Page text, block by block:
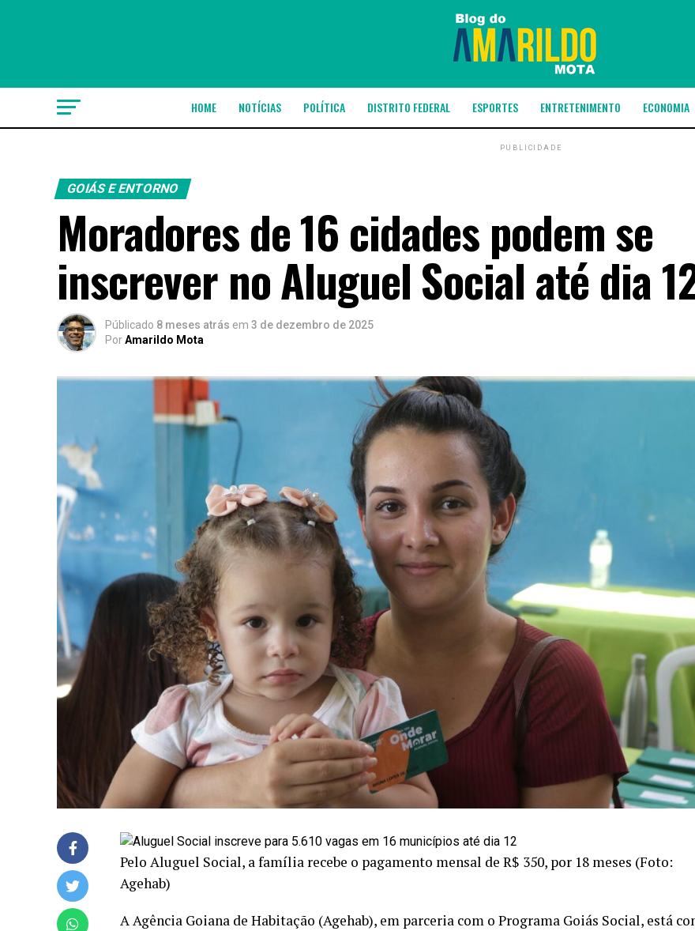
HOME NOTÍCIAS POLÍTICA DISTRITO FEDERAL ESPORTES ENTRETENIMENTO ECONOMIA
PUBLICIDADE
GOIÁS E ENTORNO
Moradores de 16 cidades podem se
inscrever no Aluguel Social até dia
Públicado 8 meses atrás em 3 de dezembro de 2025
PorAmarildo Mota
Pelo Aluguel Social, a família recebe o pagamento mensal de R$ 350, por 18 meses (Foto:
Agehab)
A Agência Goiana de Habitação (Agehab), em parceria com o Programa Goiás Social, está